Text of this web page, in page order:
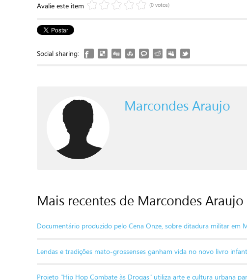
Avalie este item (0 votos)
Social sharing:
Marcondes Araujo
Mais recentes de Marcondes Araujo
Documentário produzido pelo Cena Onze, sobre ditadura militar em
Lendas e tradições mato-grossenses ganham vida no novo livro
Projeto "Hip Hop Combate às Drogas" utiliza arte e cultura urbana